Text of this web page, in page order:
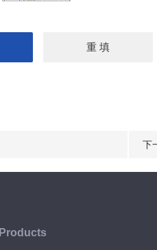
下
Products